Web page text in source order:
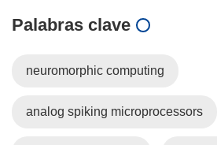
Palabras clave
neuromorphic computing
analog spiking microprocessors